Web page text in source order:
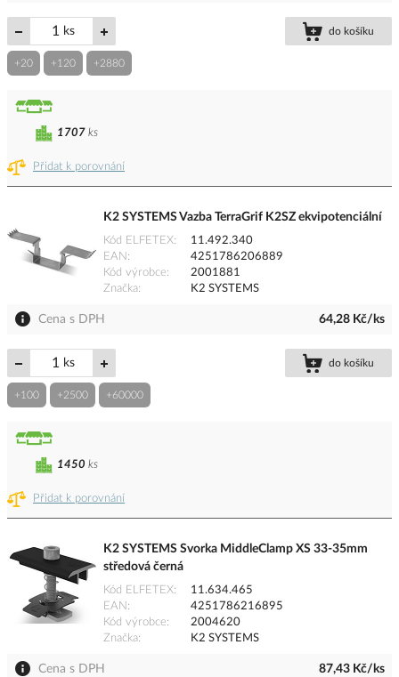
ks do košíku
+20 +120 +2880
Přidat k porovnání
1707 ks
K2 SYSTEMS Vazba TerraGrif K2SZ ekvipotenciální
Kód ELFETEX
11.492.340
EAN
4251786206889
Kód výrobce
2001881
Značka
K2 SYSTEMS
Cena s DPH 64,28 Kč/ks
ks do košíku
+100 +2500 +60000
Přidat k porovnání
1450 ks
K2 SYSTEMS Svorka MiddleClamp XS 33-35mm
středová černá
Kód ELFETEX
11.634.465
EAN
4251786216895
Kód výrobce
2004620
Značka
K2 SYSTEMS
Cena s DPH 87,43 Kč/ks